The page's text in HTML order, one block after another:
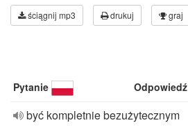
ściągnij mp3 drukuj graj
Pytanie Odpowiedź
być kompletnie bezużytecznym